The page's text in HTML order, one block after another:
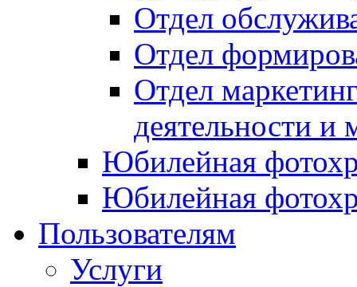
Отдел
Отдел
Отдел
деятельности и
Юбилейная
Юбилейная
Пользователям
Услуги